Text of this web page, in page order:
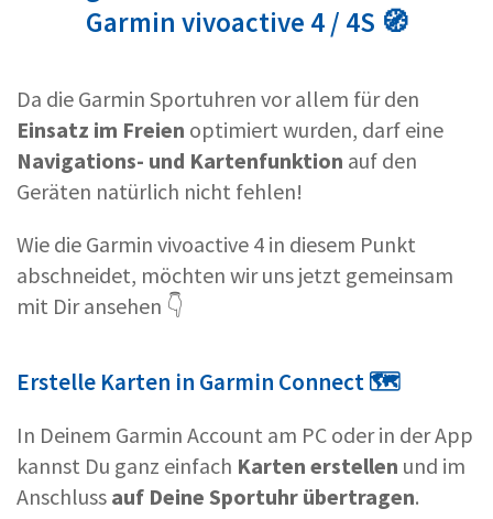
Garmin vivoactive 4 / 4S 🧭
Da die Garmin Sportuhren vor allem für den
Einsatz im Freien optimiert wurden, darf eine
Navigations- und Kartenfunktion auf den
Geräten natürlich nicht fehlen!
Wie die Garmin vivoactive 4 in diesem Punkt
abschneidet, möchten wir uns jetzt gemeinsam
mit Dir ansehen 👇
Erstelle Karten in Garmin Connect 🗺
In Deinem Garmin Account am PC oder in der App
kannst Du ganz einfach Karten erstellen und im
Anschluss auf Deine Sportuhr übertragen.